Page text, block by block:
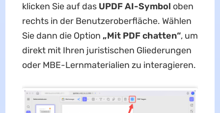
klicken Sie auf das UPDF AI-Symbol oben
rechts in der Benutzeroberfläche. Wählen
Sie dann die Option „Mit PDF chatten“, um
direkt mit Ihren juristischen Gliederungen
oder MBE-Lernmaterialien zu interagieren.